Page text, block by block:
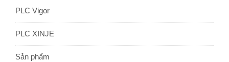
PLC Vigor
PLC XINJE
Sản phẩm